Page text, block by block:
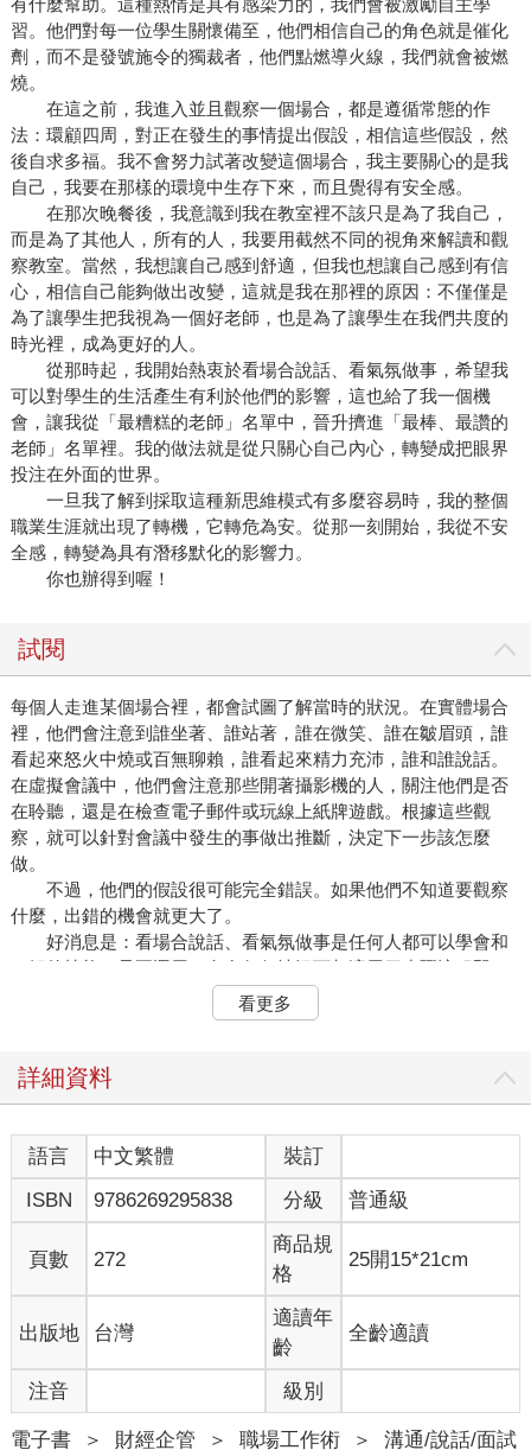
有什麼幫助。這種熱情是具有感染力的，我們會被激勵自主學
習。他們對每一位學生關懷備至，他們相信自己的角色就是催化
劑，而不是發號施令的獨裁者，他們點燃導火線，我們就會被燃
燒。
在這之前，我進入並且觀察一個場合，都是遵循常態的作
法：環顧四周，對正在發生的事情提出假設，相信這些假設，然
後自求多福。我不會努力試著改變這個場合，我主要關心的是我
自己，我要在那樣的環境中生存下來，而且覺得有安全感。
在那次晚餐後，我意識到我在教室裡不該只是為了我自己，
而是為了其他人，所有的人，我要用截然不同的視角來解讀和觀
察教室。當然，我想讓自己感到舒適，但我也想讓自己感到有信
心，相信自己能夠做出改變，這就是我在那裡的原因：不僅僅是
為了讓學生把我視為一個好老師，也是為了讓學生在我們共度的
時光裡，成為更好的人。
從那時起，我開始熱衷於看場合說話、看氣氛做事，希望我
可以對學生的生活產生有利於他們的影響，這也給了我一個機
會，讓我從「最糟糕的老師」名單中，晉升擠進「最棒、最讚的
老師」名單裡。我的做法就是從只關心自己內心，轉變成把眼界
投注在外面的世界。
一旦我了解到採取這種新思維模式有多麼容易時，我的整個
職業生涯就出現了轉機，它轉危為安。從那一刻開始，我從不安
全感，轉變為具有潛移默化的影響力。
你也辦得到喔！
試閱
每個人走進某個場合裡，都會試圖了解當時的狀況。在實體場合
裡，他們會注意到誰坐著、誰站著，誰在微笑、誰在皺眉頭，誰
看起來怒火中燒或百無聊賴，誰看起來精力充沛，誰和誰說話。
在虛擬會議中，他們會注意那些開著攝影機的人，關注他們是否
在聆聽，還是在檢查電子郵件或玩線上紙牌遊戲。根據這些觀
察，就可以針對會議中發生的事做出推斷，決定下一步該怎麼
做。
不過，他們的假設很可能完全錯誤。如果他們不知道要觀察
什麼，出錯的機會就更大了。
好消息是：看場合說話、看氣氛做事是任何人都可以學會和
了解的技能，只要運用一套在任何情況下都適用四步驟流程即
一、觀察環境，發現現場實質上發生了什麼事情。
三、規畫自己的方法，確定一個簡單有效的框架。
這套簡單的過程能帶來讓我們立於不敗之地的結果，它讓我
們從優柔寡斷、心慌意亂，變得充滿自信，採取行動，並賦予我
們在任何情況下，都能自信應對的能力。無論我們的個性如何，
無論我們是否為團體的正式領導人，甚至無論大家是否知道我們
是何許人也，這些都無關緊要。我們會大徹大悟如何在任何地方
看場合說話、看氣氛做事，以及該怎麼做出應變。
為了寫這本書，我閱讀了不計其數關於這個主題的書籍。大
多數的書都教我們如何看場合說話、看氣氛做事，這樣一來我們
就可以掌控全局，成為魅力十足的領導者，大家會對我們不勝欽
佩。這些書似乎都在強調如何讓大家喜歡我們，如此一來，我們
在這些場合裡就不會畏縮不前了。
看更多
詳細資料
語言 中文繁體
裝訂
ISBN
9786269295838 分級 普通級
頁數 272
商品規
格
25開15*21cm
出版地 台灣
適讀年
齡
全齡適讀
注音 級別
電子書 ＞ 財經企管 ＞ 職場工作術 ＞ 溝通/說話/面試